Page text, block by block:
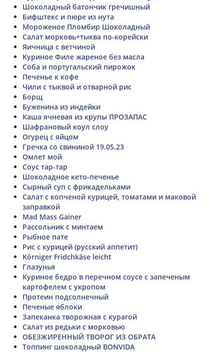
Шоколадный батончик гречишный
Бифштекс и пюре из нута
Мороженое Пломбир Шоколадный
Салат морковь+тыква по-корейски
Яичница с ветчиной
Куриное Филе жареное без масла
Соба и португальский пирожок
Печенье к кофе
Чили с тыквой и отварной рис
Борщ
Буженина из индейки
Каша ячневая из крупы ПРОЗАПАС
Шафрановый коул слоу
Огурец с яйцом
Гречка со свининой 19.05.23
Омлет мой
Соус тар-тар
Шоколадное кето-печенье
Сырный суп с фрикадельками
Салат с копченой курицей, томатами и маковой
заправкой
Mad Mass Gainer
Рассольник с минтаем
Рыбное пате
Рис с курицей (русский аппетит)
Körniger Fridchkäse leicht
Глазунья
Куриное бедро в перечном соусе с запеченым
картофелем с укропом
Протеин подсолнечный
Печеные яблоки
Запеканка творожная с курагой
Салат из редьки с морковью
ОБЕЗЖИРЕННЫЙ ТВОРОГ ИЗ ОБРАТА
Топпинг шоколадный BONVIDA